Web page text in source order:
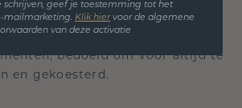
om de tand des tijds te
jouw symbool van liefde en
bedoeld om voor altijd te
en gekoesterd.
schrijven, geef je toestemming tot het
mailmarketing. Klik hiervoor de algemene
van deze activatie